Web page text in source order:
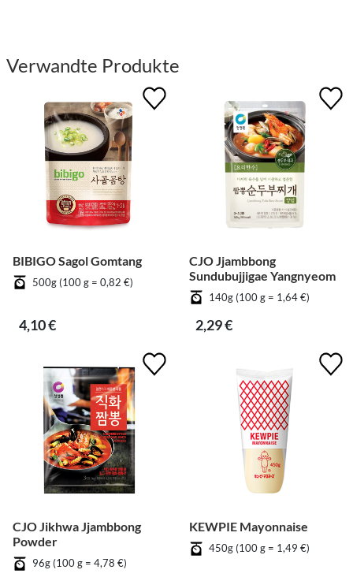
Verwandte Produkte
BIBIGO Sagol Gomtang
500g (100 g = 0,82 €)
4,10 €
CJO Jjambbong
Sundubujjigae Yangnyeom
140g (100 g = 1,64 €)
2,29 €
CJO Jikhwa Jjambbong
Powder
96g (100 g = 4,78 €)
KEWPIE Mayonnaise
450g (100 g = 1,49 €)